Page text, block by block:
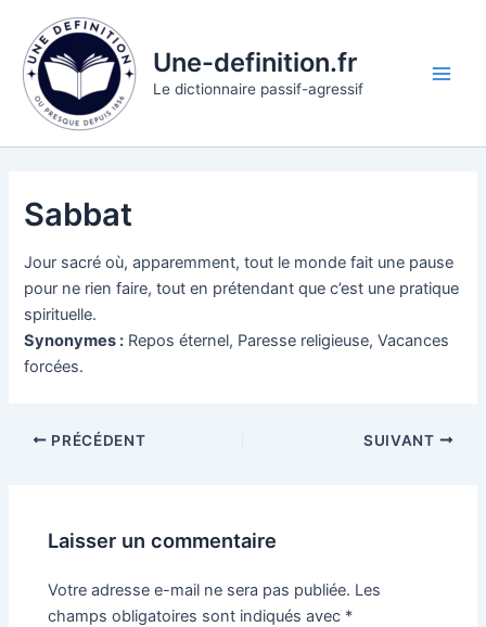
contenu
Une-definition.fr
Le dictionnaire passif-agressif
Sabbat
Jour sacré où, apparemment, tout le monde fait une pause
pour ne rien faire, tout en prétendant que c’est une pratique
spirituelle.
Synonymes : Repos éternel, Paresse religieuse, Vacances
forcées.
PRÉCÉDENT SUIVANT
Laisser un commentaire
Votre adresse e-mail ne sera pas publiée. Les
champs obligatoires sont indiqués avec *